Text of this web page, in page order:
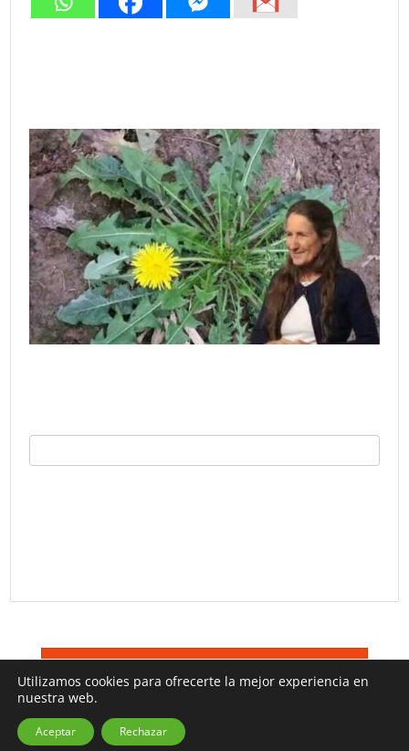
Utilizamos cookies para ofrecerte la mejor experiencia en
nuestra web.
Aceptar Rechazar